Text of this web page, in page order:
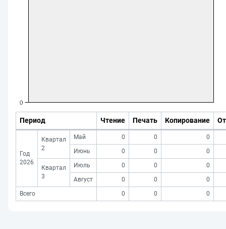
Период Чтение Печать Копирование
Год
2026
Квартал
2
Май 0 0
0
Июнь
0 0 0
Квартал
3
Июль 0 0
0
Август
0 0
0
Всего
0 0 0